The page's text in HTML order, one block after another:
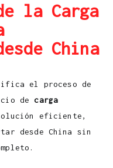
la Carga
China
el proceso de
decarga
eficiente,
desde China sin